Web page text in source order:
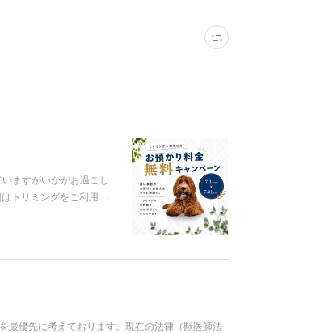
ますがいかがお過ごし
トリミングをご利用…
最優先に考えております。現在の法律（獣医師法